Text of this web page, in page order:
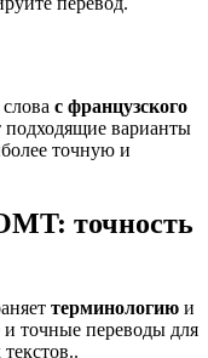
с французского
подходящие варианты
точную и
точность
терминологию и
и точные переводы для